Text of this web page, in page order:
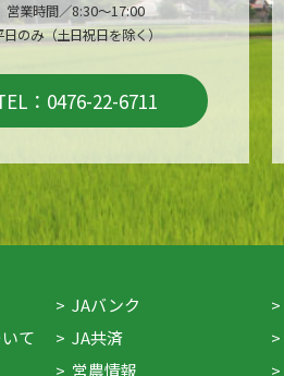
営業時間／8:30～17:00
日のみ（土日祝日を除く）
：0476-22-6711
て
JAバンク
JA共済
営農情報